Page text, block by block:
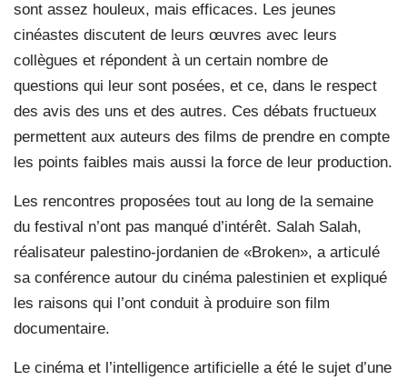
sont assez houleux, mais efficaces. Les jeunes
cinéastes discutent de leurs œuvres avec leurs
collègues et répondent à un certain nombre de
questions qui leur sont posées, et ce, dans le respect
des avis des uns et des autres. Ces débats fructueux
permettent aux auteurs des films de prendre en compte
les points faibles mais aussi la force de leur production.
Les rencontres proposées tout au long de la semaine
du festival n’ont pas manqué d’intérêt. Salah Salah,
réalisateur palestino-jordanien de «Broken», a articulé
sa conférence autour du cinéma palestinien et expliqué
les raisons qui l’ont conduit à produire son film
documentaire.
Le cinéma et l’intelligence artificielle a été le sujet d’une